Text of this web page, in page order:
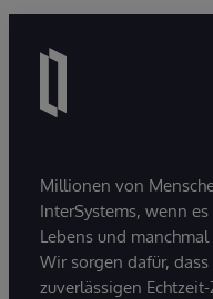
Millionen von
InterSystems, wenn
Lebens und
Wir sorgen dafür,
zuverlässigen